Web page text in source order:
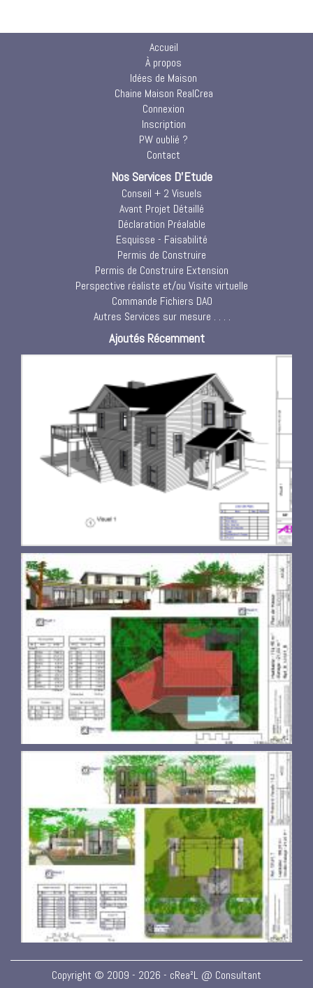
Accueil
À propos
Idées de Maison
Chaine Maison RealCrea
Connexion
Inscription
PW oublié ?
Contact
Nos Services D'Etude
Conseil + 2 Visuels
Avant Projet Détaillé
Déclaration Préalable
Esquisse - Faisabilité
Permis de Construire
Permis de Construire Extension
Perspective réaliste et/ou Visite virtuelle
Commande Fichiers DAO
Autres Services sur mesure . . . .
Ajoutés Récemment
Copyright © 2009 - 2026 - cRea²L @ Consultant